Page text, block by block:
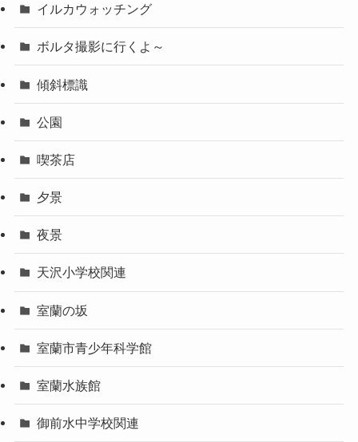
イルカウォッチング
ボルタ撮影に行くよ～
傾斜標識
公園
喫茶店
夕景
夜景
天沢小学校関連
室蘭の坂
室蘭市青少年科学館
室蘭水族館
御前水中学校関連